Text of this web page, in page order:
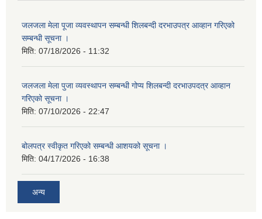
जलजला मेला पूजा व्यवस्थापन सम्बन्धी शिलबन्दी दरभाउपत्र आव्हान गरिएको
सम्बन्धी सूचना ।
मिति: 07/18/2026 - 11:32
जलजला मेला पुजा व्यवस्थापन सम्बन्धी गोप्य शिलबन्दी दरभाउपदत्र आव्हान
गरिएको सूचना ।
मिति: 07/10/2026 - 22:47
बोलपत्र स्वीकृत गरिएको सम्बन्धी आशयको सूचना ।
मिति: 04/17/2026 - 16:38
अन्य